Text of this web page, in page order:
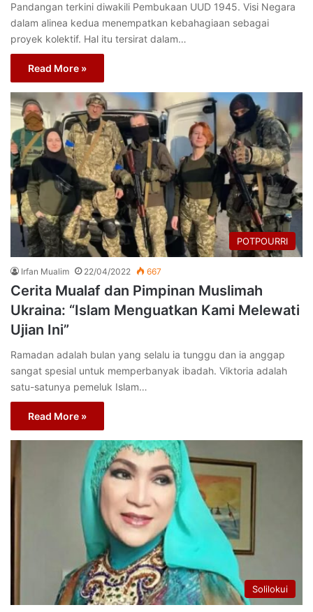
Pandangan terkini diwakili Pembukaan UUD 1945. Visi Negara
dalam alinea kedua menempatkan kebahagiaan sebagai
proyek kolektif. Hal itu tersirat dalam…
Read More »
POTPOURRI
Irfan Mualim 22/04/2022 667
Cerita Mualaf dan Pimpinan Muslimah
Ukraina: “Islam Menguatkan Kami Melewati
Ujian Ini”
Ramadan adalah bulan yang selalu ia tunggu dan ia anggap
sangat spesial untuk memperbanyak ibadah. Viktoria adalah
satu-satunya pemeluk Islam…
Read More »
Solilokui